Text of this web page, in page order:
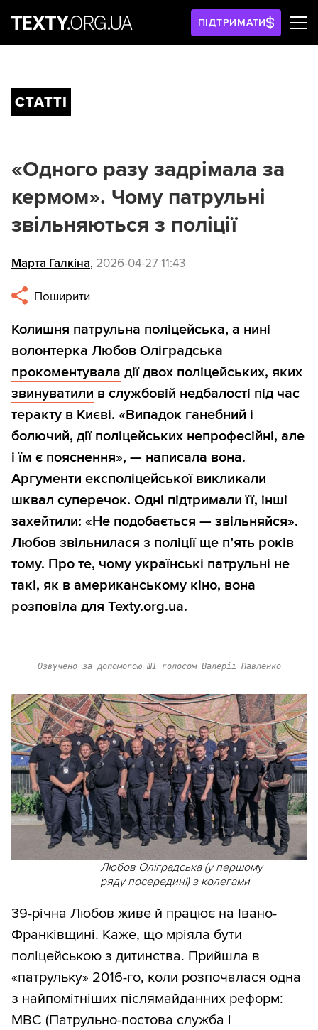
ПІДТРИМАТИ
СТАТТІ
«Одного разу задрімала за
кермом». Чому патрульні
звільняються з поліції
Марта Галкіна, 2026-04-27 11:43
Поширити
Колишня патрульна поліцейська, а нині
волонтерка Любов Оліградська
прокоментувала дії двох поліцейських, яких
звинуватили в службовій недбалості під час
теракту в Києві. «Випадок ганебний і
болючий, дії поліцейських непрофесійні, але
і їм є пояснення», — написала вона.
Аргументи експоліцейської викликали
шквал суперечок. Одні підтримали її, інші
захейтили: «Не подобається — звільняйся».
Любов звільнилася з поліції ще п’ять років
тому. Про те, чому українські патрульні не
такі, як в американському кіно, вона
розповіла для Texty.org.ua.
Озвучено за допомогою ШІ голосом Валерії Павленко
Любов Оліградська (у першому
ряду посередині) з колегами
39-річна Любов живе й працює на Івано-
Франківщині. Каже, що мріяла бути
поліцейською з дитинства. Прийшла в
«патрульку» 2016-го, коли розпочалася одна
з найпомітніших післямайданних реформ:
МВС (Патрульно-постова служба і